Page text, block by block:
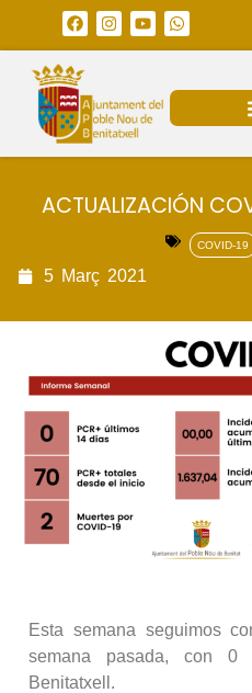
ACTUALIZACIÓN
COVID-19
5 Març 2021
Esta semana seguimos
semana pasada, con 0
Benitatxell.